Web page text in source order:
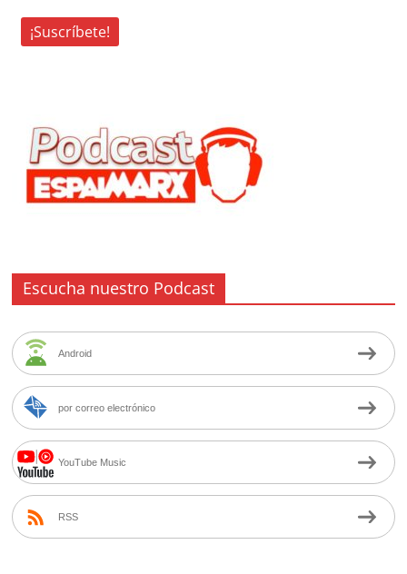
Escucha nuestro Podcast
Android
por correo electrónico
YouTube Music
RSS